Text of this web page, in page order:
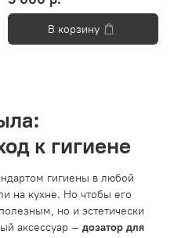
В корзину
к гигиене
гигиены в любой
на кухне. Но чтобы его
но и эстетически
аксессуар — дозатор для